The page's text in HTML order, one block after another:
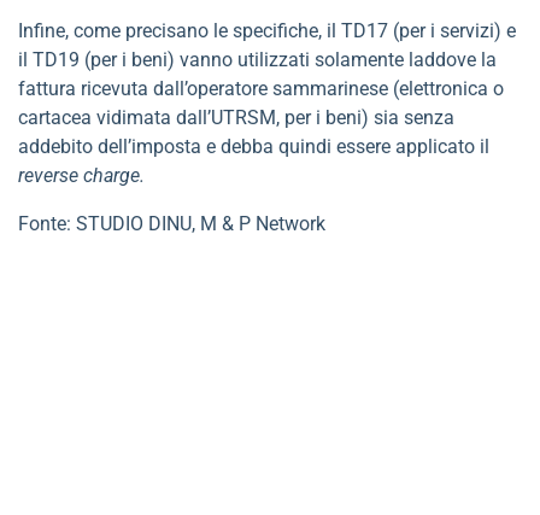
Infine, come precisano le specifiche, il TD17 (per i servizi) e
il TD19 (per i beni) vanno utilizzati solamente laddove la
fattura ricevuta dall’operatore sammarinese (elettronica o
cartacea vidimata dall’UTRSM, per i beni) sia senza
addebito dell’imposta e debba quindi essere applicato il
reverse charge.
Fonte: STUDIO DINU, M & P Network